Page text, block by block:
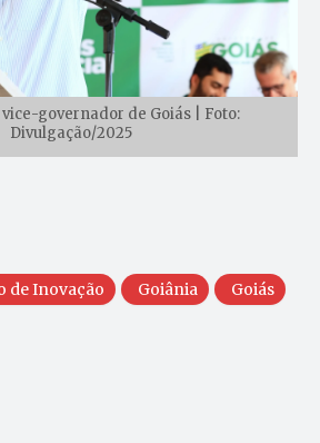
governador de Goiás | Foto:
Divulgação/2025
de Inovação Goiânia Goiás